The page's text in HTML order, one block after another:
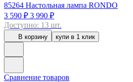
85264 Настольная лампа RONDO
3 590 ₽ 3 990 ₽
Доступно: 13 шт.
В корзину купи в 1 клик
Сравнение товаров